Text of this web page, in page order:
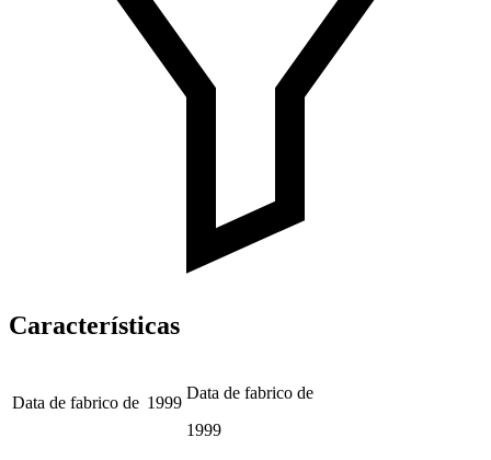
Características
Data de fabrico de 1999
Data de fabrico de
1999